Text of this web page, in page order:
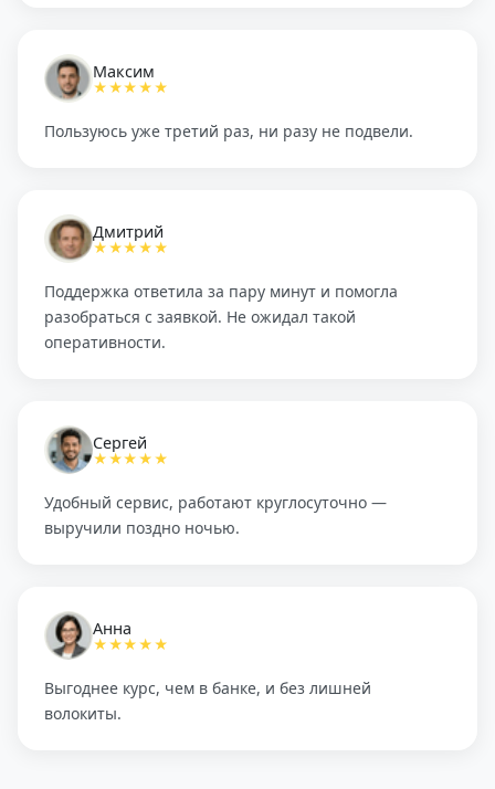
Максим
★★★★★
Пользуюсь уже третий раз, ни разу не подвели.
Дмитрий
★★★★★
Поддержка ответила за пару минут и помогла
разобраться с заявкой. Не ожидал такой
оперативности.
Сергей
★★★★★
Удобный сервис, работают круглосуточно —
выручили поздно ночью.
Анна
★★★★★
Выгоднее курс, чем в банке, и без лишней
волокиты.